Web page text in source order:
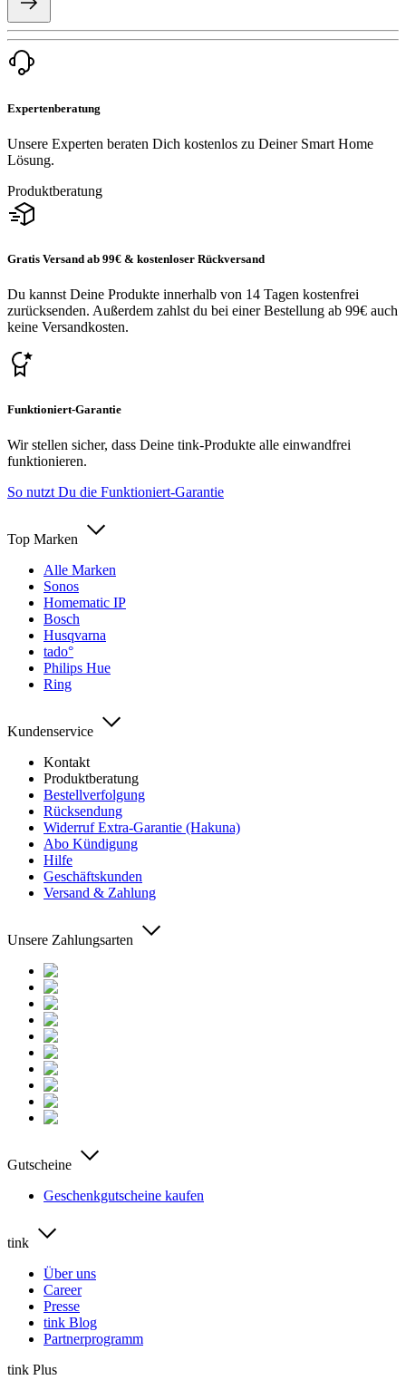
Expertenberatung
Unsere Experten beraten Dich kostenlos zu Deiner Smart Home
Lösung.
Produktberatung
Gratis Versand ab 99€ & kostenloser Rückversand
Du kannst Deine Produkte innerhalb von 14 Tagen kostenfrei
zurücksenden. Außerdem zahlst du bei einer Bestellung ab 99€ auch
keine Versandkosten.
Funktioniert-Garantie
Wir stellen sicher, dass Deine tink-Produkte alle einwandfrei
funktionieren.
So nutzt Du die Funktioniert-Garantie
Top Marken
Alle Marken
Sonos
Homematic IP
Bosch
Husqvarna
tado°
Philips Hue
Ring
Kundenservice
Kontakt
Produktberatung
Bestellverfolgung
Rücksendung
Widerruf Extra-Garantie (Hakuna)
Abo Kündigung
Hilfe
Geschäftskunden
Versand & Zahlung
Unsere Zahlungsarten
Gutscheine
Geschenkgutscheine kaufen
tink
Über uns
Career
Presse
tink Blog
Partnerprogramm
tink Plus